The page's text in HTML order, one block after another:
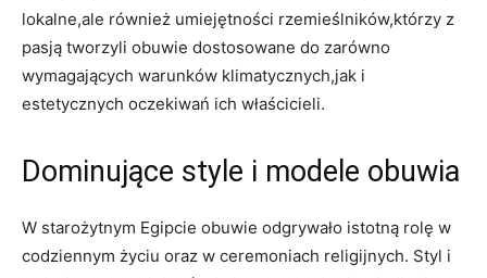
lokalne,ale również⁣ umiejętności rzemieślników,którzy z
pasją tworzyli obuwie dostosowane do zarówno
wymagających warunków ‌klimatycznych,jak i
estetycznych ⁤oczekiwań ich właścicieli.
Dominujące style i​ modele ⁣obuwia
W starożytnym Egipcie⁣ obuwie odgrywało⁢ istotną rolę⁤ w
codziennym‍ życiu oraz w ceremoniach religijnych. Styl i